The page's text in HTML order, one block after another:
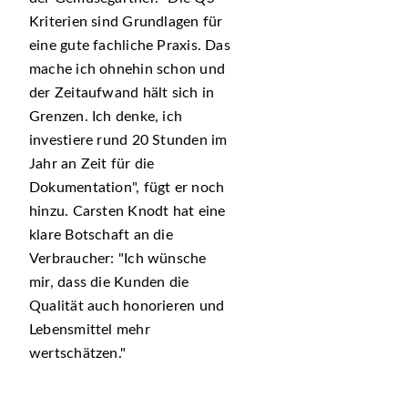
Kriterien sind Grundlagen für
eine gute fachliche Praxis. Das
mache ich ohnehin schon und
der Zeitaufwand hält sich in
Grenzen. Ich denke, ich
investiere rund 20 Stunden im
Jahr an Zeit für die
Dokumentation , fügt er noch
hinzu. Carsten Knodt hat eine
klare Botschaft an die
Verbraucher:
Ich wünsche
mir, dass die Kunden die
Qualität auch honorieren und
Lebensmittel mehr
wertschätzen.